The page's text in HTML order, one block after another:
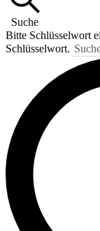
Suche
Bitte Schlüsselwort
Schlüsselwort.